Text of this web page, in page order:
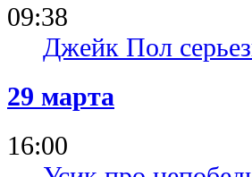
09:38
Джейк Пол
29 марта
16:00